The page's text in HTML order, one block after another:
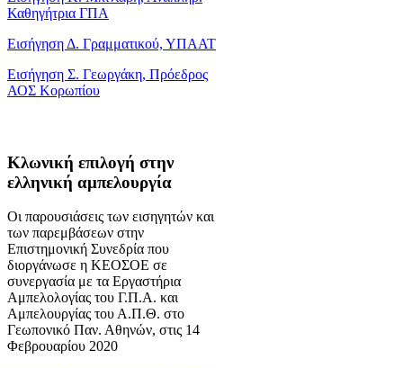
Καθηγήτρια ΓΠΑ
Εισήγηση Δ. Γραμματικού, ΥΠΑΑΤ
Εισήγηση Σ. Γεωργάκη, Πρόεδρος
ΑΟΣ Κορωπίου
Κλωνική επιλογή στην
ελληνική αμπελουργία
Οι παρουσιάσεις των εισηγητών και
των παρεμβάσεων στην
Επιστημονική Συνεδρία που
διοργάνωσε η ΚΕΟΣΟΕ σε
συνεργασία με τα Εργαστήρια
Αμπελολογίας του Γ.Π.Α. και
Αμπελουργίας του Α.Π.Θ. στο
Γεωπονικό Παν. Αθηνών, στις 14
Φεβρουαρίου 2020